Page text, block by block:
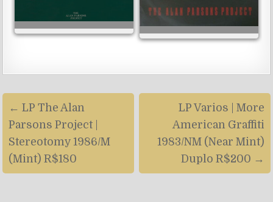
Navegação
de
artigos
LP Varios | More
American Graffiti
1983/NM (Near Mint)
Duplo R$200 →
← LP The Alan
Parsons Project |
Stereotomy 1986/M
(Mint) R$180